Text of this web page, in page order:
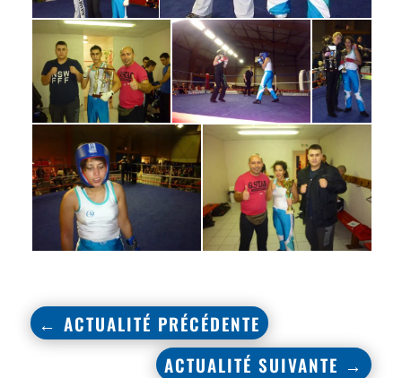
← ACTUALITÉ PRÉCÉDENTE
ACTUALITÉ SUIVANTE →